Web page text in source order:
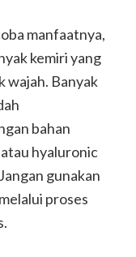
manfaatnya,
kemiri yang
wajah. Banyak
bahan
hyaluronic
gunakan
proses